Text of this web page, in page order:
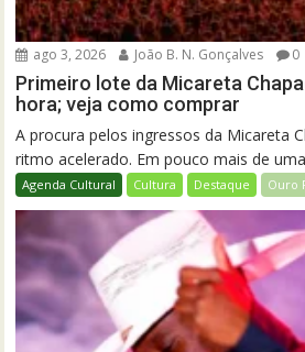
ago 3, 2026 João B. N. Gonçalves 0
Primeiro lote da Micareta
hora; veja como comprar
A procura pelos ingressos da Micareta
ritmo acelerado. Em pouco mais de
Agenda Cultural Cultura Destaque Ouro